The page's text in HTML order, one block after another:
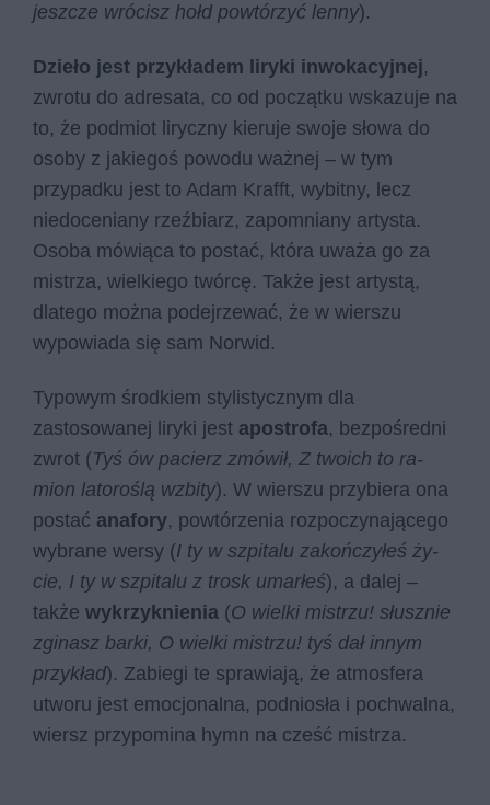
jesz­cze wró­cisz hołd po­wtó­rzyć len­ny).
Dzieło jest przykładem liryki inwokacyjnej,
zwrotu do adresata, co od początku wskazuje na
to, że podmiot liryczny kieruje swoje słowa do
osoby z jakiegoś powodu ważnej – w tym
przypadku jest to Adam Krafft, wybitny, lecz
niedoceniany rzeźbiarz, zapomniany artysta.
Osoba mówiąca to postać, która uważa go za
mistrza, wielkiego twórcę. Także jest artystą,
dlatego można podejrzewać, że w wierszu
wypowiada się sam Norwid.
Typowym środkiem stylistycznym dla
zastosowanej liryki jest apostrofa, bezpośredni
zwrot (Tyś ów pa­cierz zmó­wił, Z two­ich to ra­
mion la­to­ro­ślą wzbi­ty). W wierszu przybiera ona
postać anafory, powtórzenia rozpoczynającego
wybrane wersy (I ty w szpi­ta­lu za­koń­czy­łeś ży­
cie, I ty w szpi­ta­lu z trosk umar­łeś), a dalej –
także wykrzyknienia (O wiel­ki mi­strzu! słusz­nie
zgi­nasz bar­ki, O wiel­ki mi­strzu! tyś dał in­nym
przy­kład). Zabiegi te sprawiają, że atmosfera
utworu jest emocjonalna, podniosła i pochwalna,
wiersz przypomina hymn na cześć mistrza.